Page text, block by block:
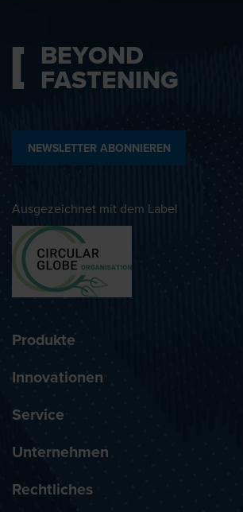
BEYOND
FASTENING
NEWSLETTER ABONNIEREN
Ausgezeichnet mit dem Label
Produkte
Innovationen
Service
Unternehmen
Rechtliches